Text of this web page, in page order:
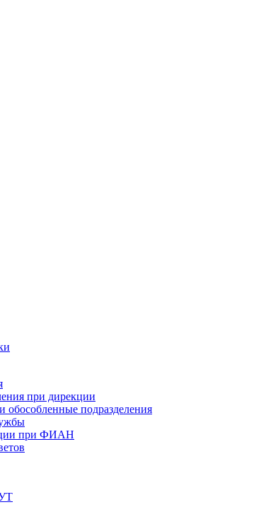
при дирекции
обособленные подразделения
при ФИАН